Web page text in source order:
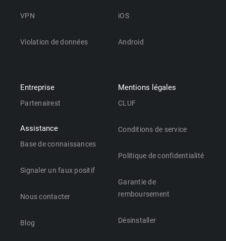
VPN
Violation de données
iOS
Android
Entreprise
Partenairest
Assistance
Base de connaissances
Signaler un faux positif
Nous contacter
Blog
Mentions légales
CLUF
Conditions de service
Politique de confidentialité
Garantie de
remboursement
Désinstaller